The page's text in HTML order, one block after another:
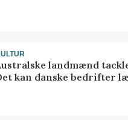
landmænd
kan danske bedrifter